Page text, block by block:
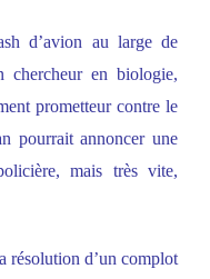
d’avion au large de
chercheur en biologie,
prometteur contre le
pourrait annoncer une
mais très vite,
résolution d’un complot